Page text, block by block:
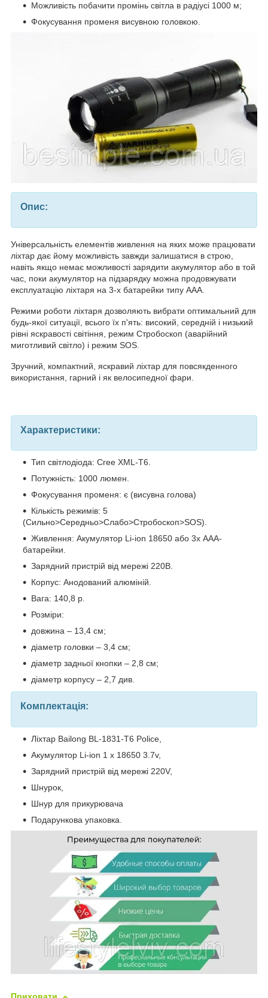
Можливість побачити промінь світла в радіусі 1000 м;
Фокусування променя висувною головкою.
Опис:
Зручний, компактний, яскравий ліхтар для повсякденного
використання, гарний і як велосипедної фари.
Режими роботи ліхтаря дозволяють вибрати оптимальний для
будь-якої ситуації, всього їх п'ять: високий, середній і низький
рівні яскравості світіння, режим Стробоскоп (аварійний
миготливий світло) і режим SOS.
Універсальність елементів живлення на яких може працювати
ліхтар дає йому можливість завжди залишатися в строю,
навіть якщо немає можливості зарядити акумулятор або в той
час, поки акумулятор на підзарядку можна продовжувати
експлуатацію ліхтаря на 3-х батарейки типу ААА.
Характеристики:
Тип світлодіода: Cree XML-T6.
Потужність: 1000 люмен.
Фокусування променя: є (висувна голова)
Кількість режимів: 5
(Сильно>Середньо>Слабо>Стробоскоп>SOS).
Живлення: Акумулятор Li-ion 18650 або 3х ААА-
батарейки.
Зарядний пристрій від мережі 220В.
Корпус: Анодований алюміній.
Вага: 140,8 р.
Розміри:
довжина – 13,4 см;
діаметр головки – 3,4 см;
діаметр задньої кнопки – 2,8 см;
діаметр корпусу – 2,7 див.
Комплектація:
Ліхтар Bailong BL-1831-T6 Police,
Акумулятор Li-ion 1 х 18650 3.7v,
Зарядний пристрій від мережі 220V,
Шнурок,
Шнур для прикурювача
Подарункова упаковка.